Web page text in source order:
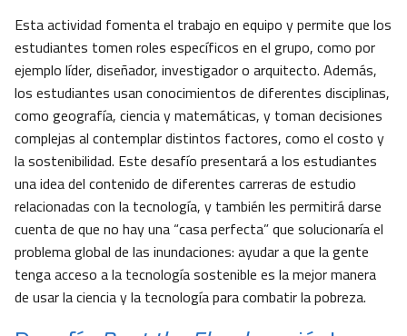
Esta actividad fomenta el trabajo en equipo y permite que los
estudiantes tomen roles específicos en el grupo, como por
ejemplo líder, diseñador, investigador o arquitecto. Además,
los estudiantes usan conocimientos de diferentes disciplinas,
como geografía, ciencia y matemáticas, y toman decisiones
complejas al contemplar distintos factores, como el costo y
la sostenibilidad. Este desafío presentará a los estudiantes
una idea del contenido de diferentes carreras de estudio
relacionadas con la tecnología, y también les permitirá darse
cuenta de que no hay una “casa perfecta” que solucionaría el
problema global de las inundaciones: ayudar a que la gente
tenga acceso a la tecnología sostenible es la mejor manera
de usar la ciencia y la tecnología para combatir la pobreza.